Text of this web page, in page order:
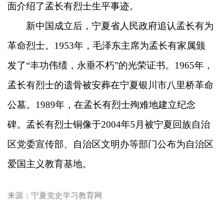
面介绍了孟长有烈士生平事迹。
新中国成立后，宁夏省人民政府追认孟长有为
革命烈士。1953年，毛泽东主席为孟长有家属颁
发了“丰功伟绩，永垂不朽”的光荣证书。1965年，
孟长有烈士的遗骨被安葬在宁夏银川市八里桥革命
公墓。1989年，在孟长有烈士殉难地建立纪念
碑。孟长有烈士铜像于2004年5月被宁夏回族自治
区党委宣传部、自治区文明办等部门公布为自治区
爱国主义教育基地。
来源： 宁夏党史学习教育网